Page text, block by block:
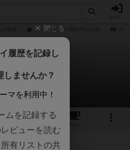
ノイ（Neu）の通販/商品詳細
ノイ
さんのレビュー
37
カフェ
2年弱前
閉じる
履歴を記録し
しませんか？
マを利用中！
ムを記録する
ビューを読む
有リストの共